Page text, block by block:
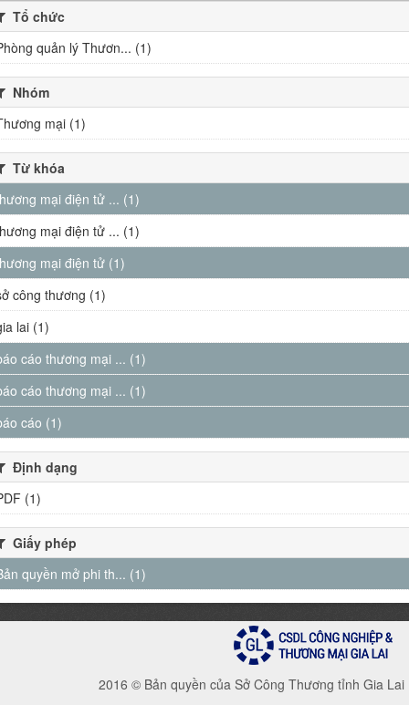
Tổ chức
quản lý Thươn... (1)
Nhóm
mại (1)
Từ khóa
mại điện tử ... (1)
mại điện tử ... (1)
mại điện tử (1)
công thương (1)
lai (1)
cáo thương mại ... (1)
cáo thương mại ... (1)
cáo (1)
Định dạng
(1)
Giấy phép
quyền mở phi th... (1)
2016 © Bản quyền của Sở Công Thương tỉnh Gia Lai